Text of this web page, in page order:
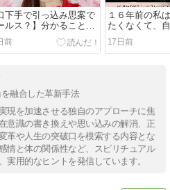
下手で引っ込み思案で
ルス？】分かることと
のマインドブロックを
できる事は違う
前
１６年前の私
たくなくて、
ィール写真に
使っていまし
17日前
融合した革新手法
現を加速させる独自のアプローチに焦
意識の書き換えや思い込みの解消、正
革や人生の突破口を模索する内容とな
情と体の関係性など、スピリチュアル
用的なヒントを発信しています。